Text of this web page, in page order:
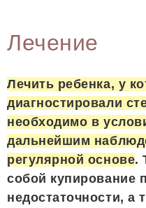
Лечение
Лечить ребенка, у
диагностировали
необходимо в
дальнейшим
регулярной основе.
собой купирование
недостаточности, а